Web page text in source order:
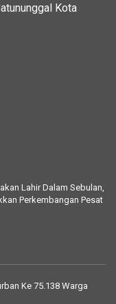
Kota
Lahir Dalam Sebulan,
Perkembangan Pesat
Ke 75.138 Warga